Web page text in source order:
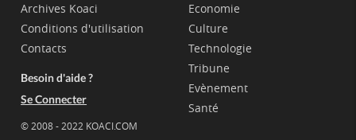
Archives Koaci
Conditions d'utilisation
Contacts
Besoin d'aide ?
Se Connecter
© 2008 - 2022 KOACI.COM
Economie
Culture
Technologie
Tribune
Evènement
Santé